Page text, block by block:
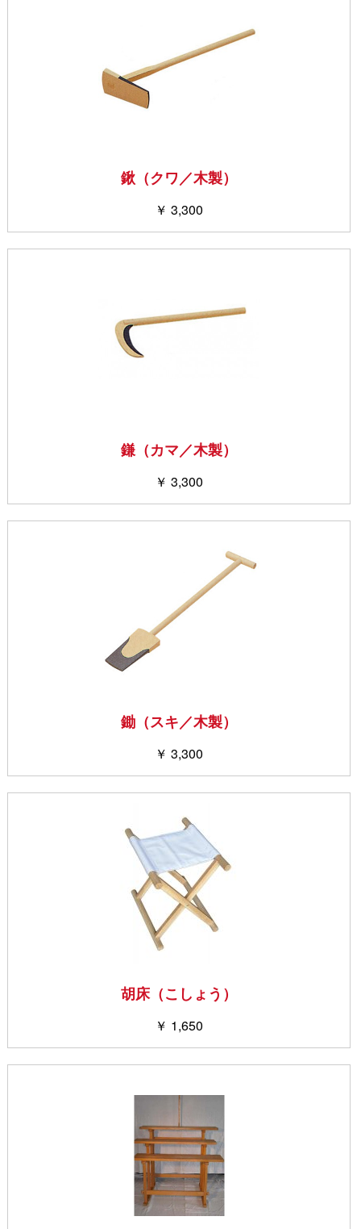
鍬（クワ／木製）
￥ 3,300
鎌（カマ／木製）
￥ 3,300
鋤（スキ／木製）
￥ 3,300
胡床（こしょう）
￥ 1,650